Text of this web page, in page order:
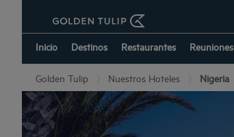
Inicio Destinos Restaurantes Reuniones
Golden Tulip Nuestros Hoteles Nigeria